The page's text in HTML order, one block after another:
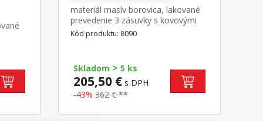
materiál masív borovica, lakované
prevedenie 3 zásuvky s kovovými
pojazdmi, 1 polica výsuv nie je
súčasťou dodávky k stolu je možné
klávesnicu 8840
Kód produktu: 8090
Skladom > 5 ks
205,50 €s DPH
-43% 362 € **